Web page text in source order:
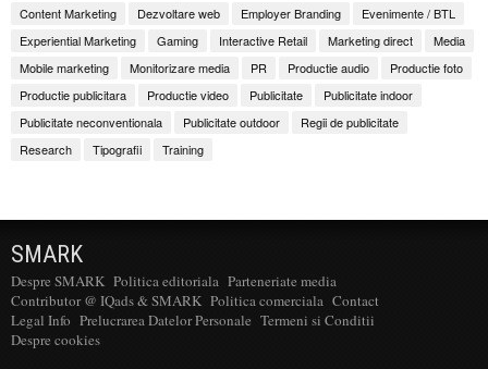
Content Marketing
Dezvoltare web Employer Branding
Evenimente / BTL
Experiential Marketing
Gaming Interactive Retail Marketing direct
Media
Mobile marketing
Monitorizare media PR Productie audio
Productie foto
Productie publicitara
Productie video Publicitate
Publicitate indoor
Publicitate neconventionala
Publicitate outdoor
Regii de publicitate
Research
Tipografii Training
SMARK
Despre SMARK Politica editoriala Parteneriate media
Contributor @ IQads & SMARK Politica comerciala Contact
Legal Info Prelucrarea Datelor Personale Termeni si Conditii
Despre cookies